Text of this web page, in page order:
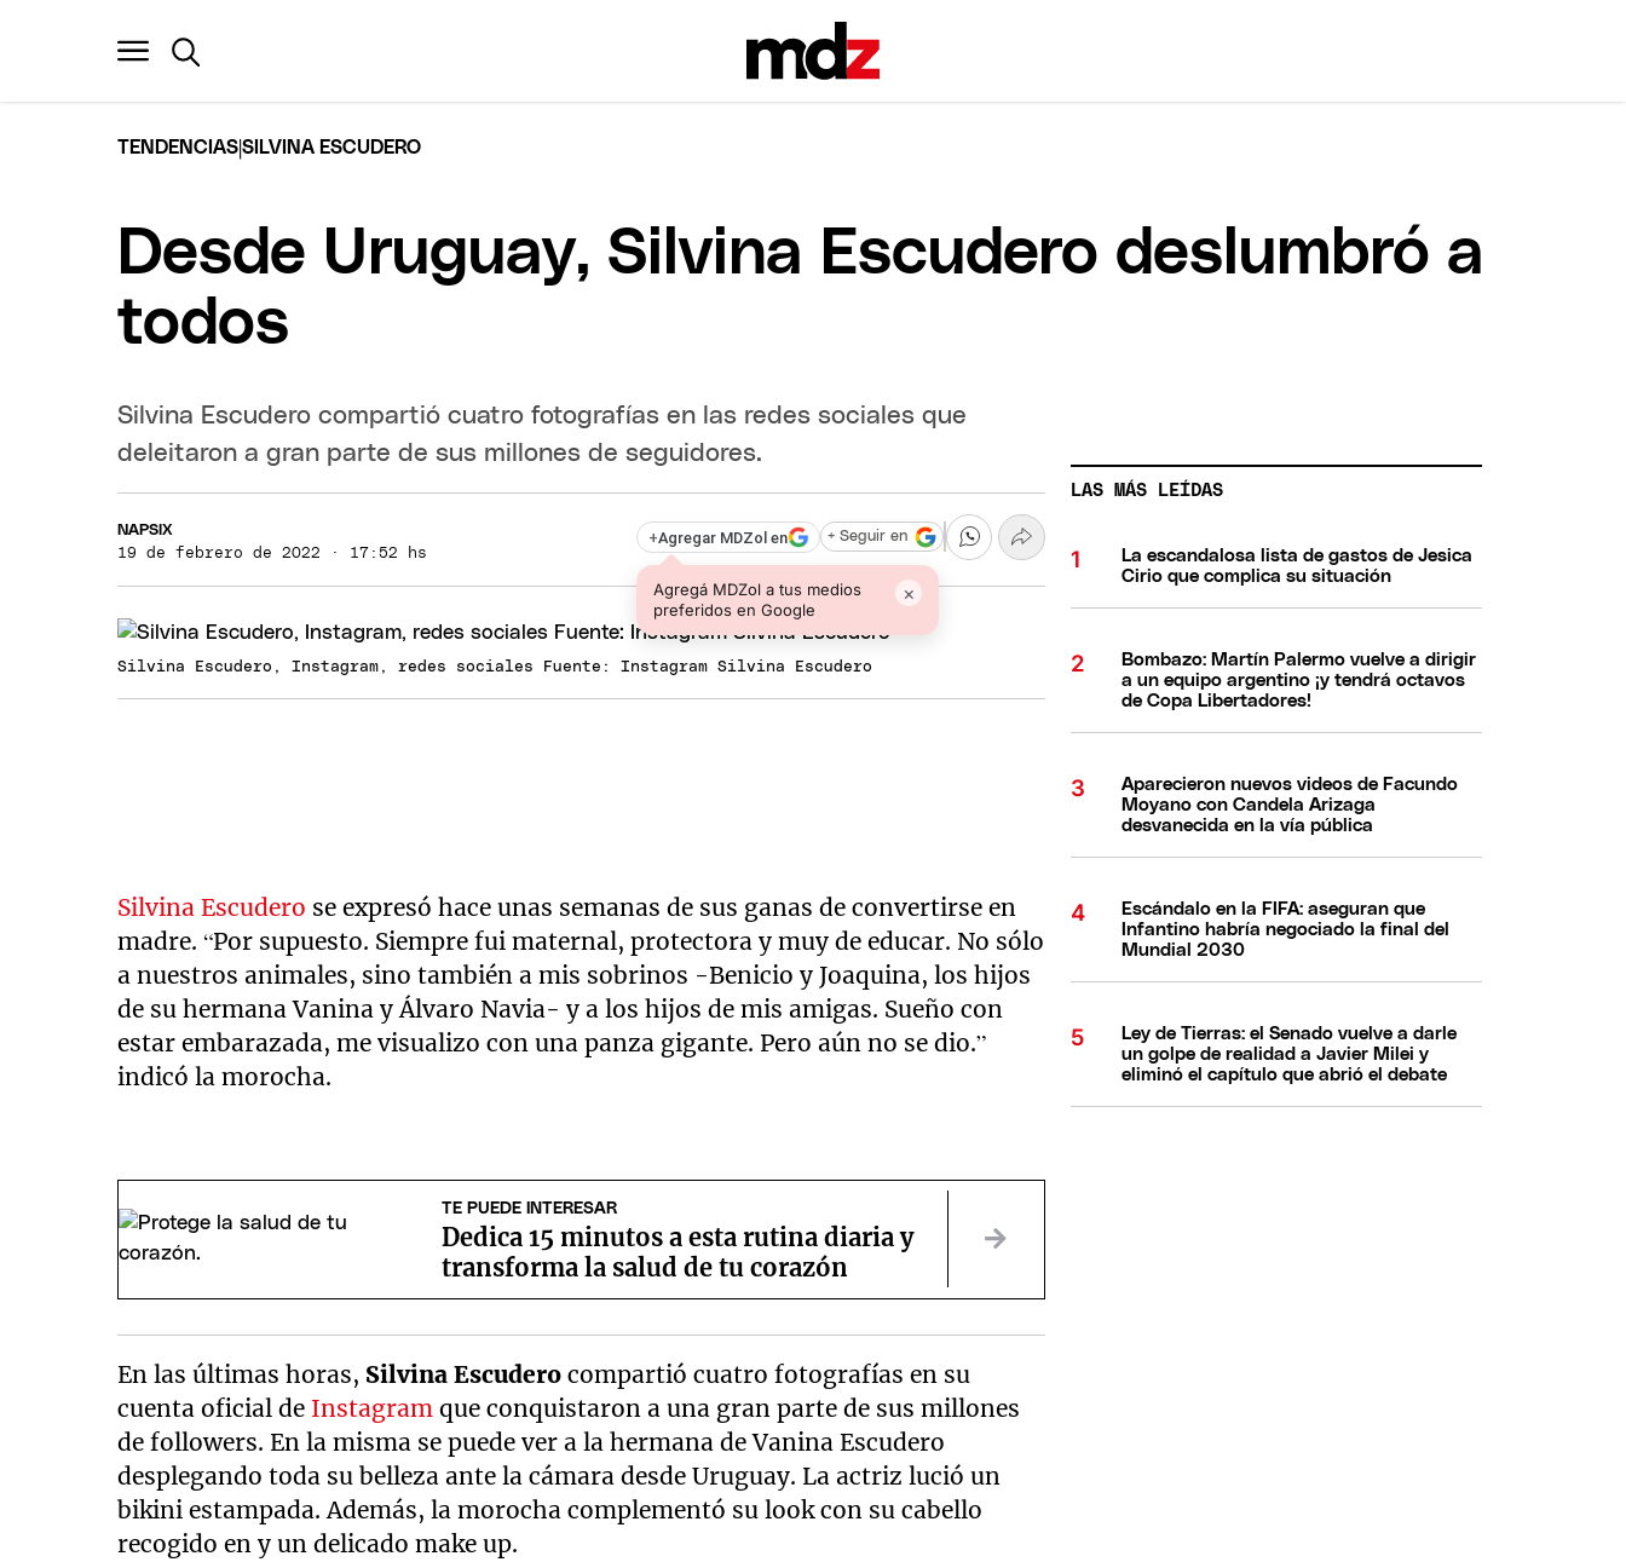
TENDENCIAS|SILVINA ESCUDERO
Desde Uruguay, Silvina Escudero deslumbró a
todos
Silvina Escudero compartió cuatro fotografías en las redes sociales que
deleitaron a gran parte de sus millones de seguidores.
NAPSIX
19 de febrero de 2022 · 17:52 hs
+Agregar MDZol en
Agregá MDZol a tus medios
preferidos en Google
×
+ Seguir en
Silvina Escudero, Instagram, redes sociales Fuente: Instagram Silvina Escudero
Silvina Escudero se expresó hace unas semanas de sus ganas de convertirse en
madre. “Por supuesto. Siempre fui maternal, protectora y muy de educar. No sólo
a nuestros animales, sino también a mis sobrinos -Benicio y Joaquina, los hijos
de su hermana Vanina y Álvaro Navia- y a los hijos de mis amigas. Sueño con
estar embarazada, me visualizo con una panza gigante. Pero aún no se dio.”
indicó la morocha.
TE PUEDE INTERESAR
Dedica 15 minutos a esta rutina diaria y
transforma la salud de tu corazón
En las últimas horas, Silvina Escudero compartió cuatro fotografías en su
cuenta oficial de Instagram que conquistaron a una gran parte de sus millones
de followers. En la misma se puede ver a la hermana de Vanina Escudero
desplegando toda su belleza ante la cámara desde Uruguay. La actriz lució un
bikini estampada. Además, la morocha complementó su look con su cabello
recogido en y un delicado make up.
LAS MÁS LEÍDAS
La escandalosa lista de gastos de Jesica
Cirio que complica su situación
Bombazo: Martín Palermo vuelve a dirigir
a un equipo argentino ¡y tendrá octavos
de Copa Libertadores!
Aparecieron nuevos videos de Facundo
Moyano con Candela Arizaga
desvanecida en la vía pública
Escándalo en la FIFA: aseguran que
Infantino habría negociado la final del
Mundial 2030
Ley de Tierras: el Senado vuelve a darle
un golpe de realidad a Javier Milei y
eliminó el capítulo que abrió el debate